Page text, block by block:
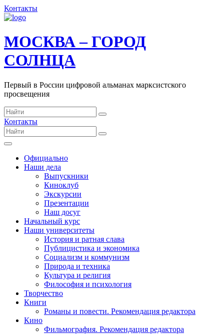
Контакты
МОСКВА – ГОРОД
СОЛНЦА
Первый в России цифровой альманах марксистского
просвещения
Контакты
Официально
Наши дела
Выпускники
Киноклуб
Экскурсии
Презентации
Наш досуг
Начальный курс
Наши университеты
История и ратная слава
Публицистика и экономика
Социализм и коммунизм
Природа и техника
Культура и религия
Философия и психология
Творчество
Книги
Романы и повести. Рекомендация редактора
Кино
Фильмография. Рекомендация редактора